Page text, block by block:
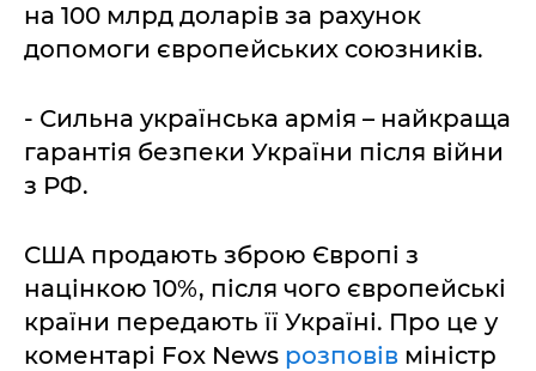
на 100 млрд доларів за рахунок
допомоги європейських союзників.
- Сильна українська армія – найкраща
гарантія безпеки України після війни
з РФ.
США продають зброю Європі з
націнкою 10%, після чого європейські
країни передають її Україні. Про це у
коментарі Fox News розповів міністр